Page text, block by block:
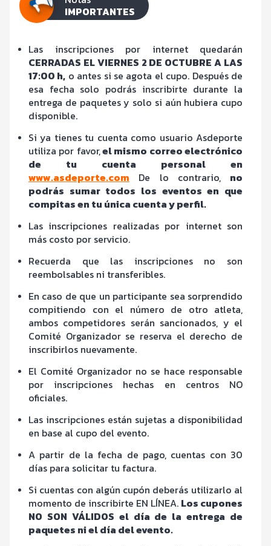
IMPORTANTES
Las inscripciones por internet quedarán
CERRADAS EL VIERNES 2 DE OCTUBRE A LAS
17:00 h, o antes si se agota el cupo. Después de
esa fecha solo podrás inscribirte durante la
entrega de paquetes y solo si aún hubiera cupo
disponible.
Si ya tienes tu cuenta como usuario Asdeporte
utiliza por favor,el mismo correo electrónico
de tu cuenta personal en
www.asdeporte.com De lo contrario, no
podrás sumar todos los eventos en que
compitas en tu única cuenta y perfil.
Las inscripciones realizadas por internet son
más costo por servicio.
Recuerda que las inscripciones no son
reembolsables ni transferibles.
En caso de que un participante sea sorprendido
compitiendo con el número de otro atleta,
ambos competidores serán sancionados, y el
Comité Organizador se reserva el derecho de
inscribirlos nuevamente.
El Comité Organizador no se hace responsable
por inscripciones hechas en centros NO
oficiales.
Las inscripciones están sujetas a disponibilidad
en base al cupo del evento.
A partir de la fecha de pago, cuentas con 30
días para solicitar tu factura.
Si cuentas con algún cupón deberás utilizarlo al
momento de inscribirte EN LÍNEA. Los cupones
NO SON VÁLIDOS el día de la entrega de
paquetes ni el día del evento.